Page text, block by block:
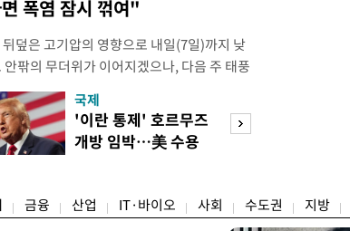
폭염 잠시 꺾여"
덮은 고기압의 영향으로 내일(7일)까지 낮
팎의 무더위가 이어지겠으나, 다음 주 태풍
기압계가 재편되는 과정에서 폭염이 일시적
로 기상청은 내다봤다. 기상청은 6일 오전
고 이같이 밝혔다. 이광연 기상청 예보분석
연결된 고기압이 한반도에 자리잡고 있
국제
'이란 통제' 호르무즈
개방 임박…美 수용
금융 산업 IT·바이오 사회 수도권 지방